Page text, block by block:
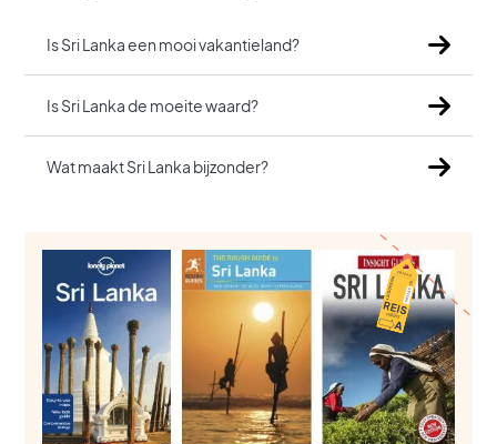
Is Sri Lanka een mooi vakantieland?
Is Sri Lanka de moeite waard?
Wat maakt Sri Lanka bijzonder?